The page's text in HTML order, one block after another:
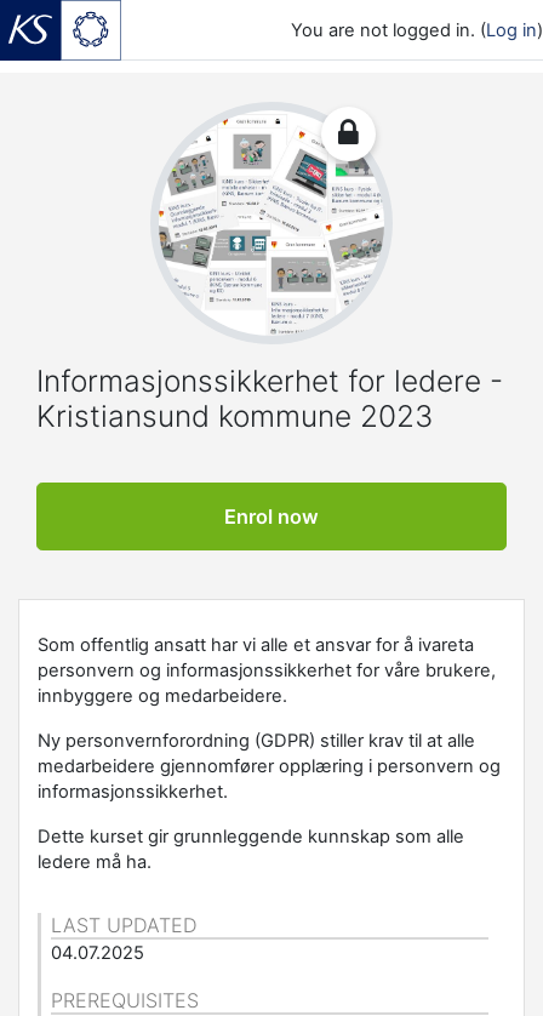
You are not logged in. (Log in)
Informasjonssikkerhet for ledere -
Kristiansund kommune 2023
Enrol now
Som offentlig ansatt har vi alle et ansvar for å ivareta
personvern og informasjonssikkerhet for våre brukere,
innbyggere og medarbeidere.
Ny personvernforordning (GDPR) stiller krav til at alle
medarbeidere gjennomfører opplæring i personvern og
informasjonssikkerhet.
Dette kurset gir grunnleggende kunnskap som alle
ledere må ha.
LAST UPDATED
04.07.2025
PREREQUISITES